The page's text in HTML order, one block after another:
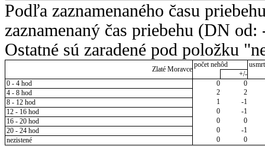
Podľa zaznamenaného času
zaznamenaný čas priebehu (DN
Ostatné sú zaradené pod položku
Zlaté Moravce
počet nehôd
+/-
0 - 4 hod
0
0
4 - 8 hod
2
2
8 - 12 hod
1
-1
12 - 16 hod
0
-1
16 - 20 hod
0
0
20 - 24 hod
0
-1
nezistené
0 0